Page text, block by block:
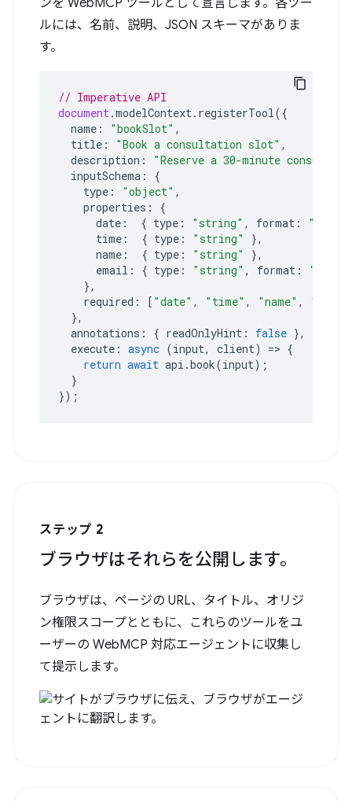
ンを WebMCP ツールとして宣言します。各ツー
ルには、名前、説明、JSON スキーマがありま
す。
// Imperative API
document.modelContext. registerTool({
name : "bookSlot" ,
title : "Book a consultation slot" ,
description :
"Reserve a 30-minute
inputSchema :
{
type : "object" ,
properties :
{
date : { type : "string" , format :
"date"
time : { type : "string"
},
name : { type : "string"
},
email : { type : "string" , format :
},
required : [ "date" , "time" , "name" ,
},
annotations : { readOnlyHint : false },
execute : async (input, client) => {
return await api .book(input);
}
});
ステップ 2
ブラウザはそれらを公開します。
ブラウザは、ページの URL、タイトル、オリジ
ン権限スコープとともに、これらのツールをユ
ーザーの WebMCP 対応エージェントに収集し
て提示します。